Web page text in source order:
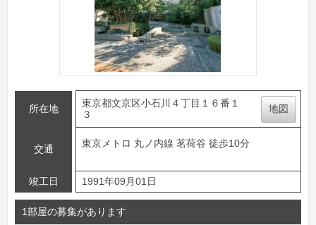
所在地
東京都文京区小石川４丁目１６番１
３
地図
交通
東京メトロ 丸ノ内線 茗荷谷 徒歩10分
竣工日 1991年09月01日
1部屋の募集があります